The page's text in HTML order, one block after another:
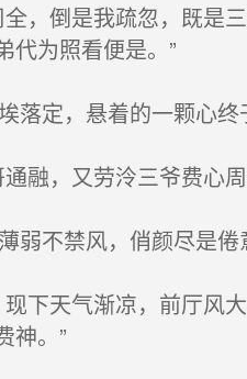
，倒是我疏忽，既是
代为照看便是。”
定，悬着的一颗心终
融，又劳泠三爷费心
不禁风，俏颜尽是倦
下天气渐凉，前厅风
神。”